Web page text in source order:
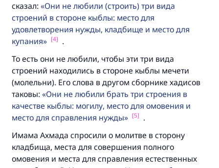
сказал:
Они не любили (строить) три вида
строений в стороне кыблы: место для
удовлетворения нужды, кладбище и место для
купания
[4] .
То есть они не любили, чтобы эти три вида
строений находились в стороне кыблы мечети
(молельни). Его слова в другом сборнике хадисов
таковы:
Они не любили брать три строения в
качестве кыблы: могилу, место для омовения и
место для справления нужды
[5] .
Имама Ахмада спросили о молитве в сторону
кладбища, места для совершения полного
омовения и места для справления естественных